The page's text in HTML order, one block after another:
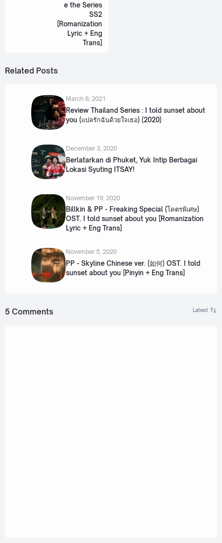
e the Series
SS2
[Romanization
Lyric + Eng
Trans]
Related Posts
March 6, 2021
Review Thailand Series : I told sunset about
you (แปลรักฉันด้วยใจเธอ) (2020)
December 3, 2020
Berlatarkan di Phuket, Yuk Intip Berbagai
Lokasi Syuting ITSAY!
November 19, 2020
Billkin & PP - Freaking Special (โคตรพิเศษ)
OST. I told sunset about you [Romanization
Lyric + Eng Trans]
November 5, 2020
PP - Skyline Chinese ver. (如何) OST. I told
sunset about you [Pinyin + Eng Trans]
5 Comments